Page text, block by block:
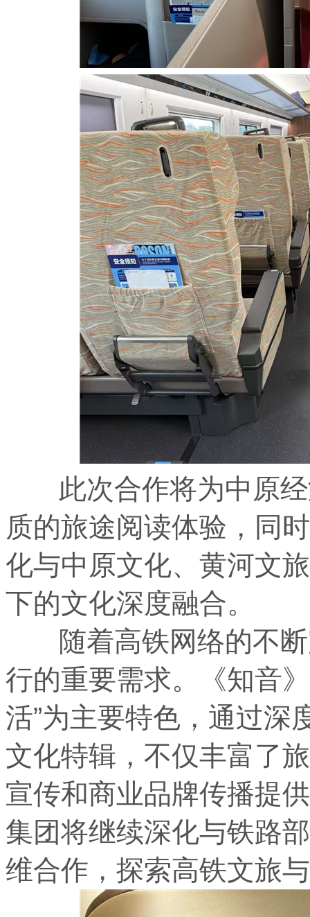
此次合作将为中原经
质的旅途阅读体验，同
化与中原文化、黄河文
下的文化深度融合。
随着高铁网络的不断
行的重要需求。《知音
活”为主要特色，通过深
文化特辑，不仅丰富了
宣传和商业品牌传播提
集团将继续深化与铁路
维合作，探索高铁文旅